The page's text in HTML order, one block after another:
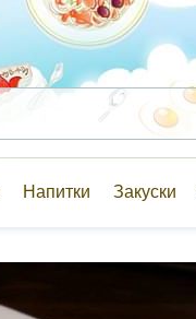
Напитки Закуски